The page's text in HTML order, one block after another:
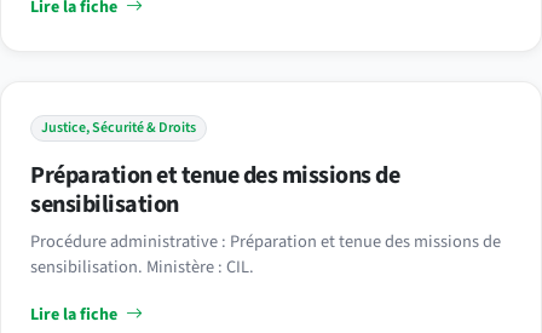
Lire la fiche
Justice, Sécurité & Droits
Préparation et tenue des missions de
sensibilisation
Procédure administrative : Préparation et tenue des missions de
sensibilisation. Ministère : CIL.
Lire la fiche